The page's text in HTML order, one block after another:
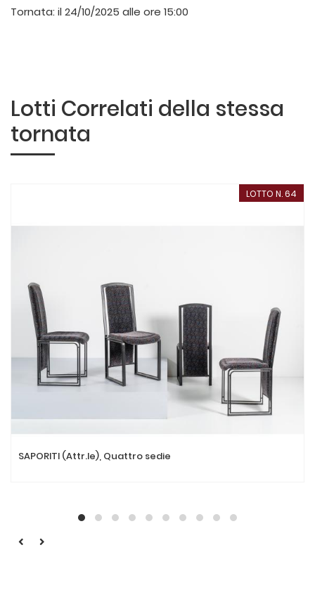
Tornata: il 24/10/2025 alle ore 15:00
Lotti Correlati della stessa
tornata
LOTTO N. 64
SAPORITI (Attr.le), Quattro sedie